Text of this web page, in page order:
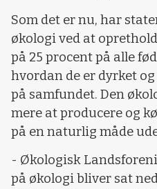
Som det er nu, har
økologi ved at
på 25 procent på alle
hvordan de er dyrket
på samfundet. Den
mere at producere og
på en naturlig måde
- Økologisk
på økologi bliver sat